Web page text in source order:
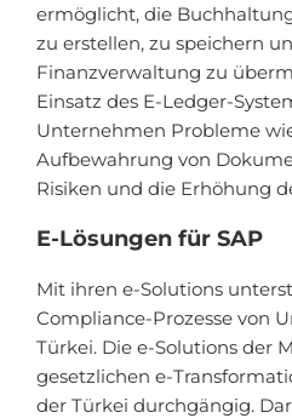
ermöglicht, die
zu erstellen, zu speichern
Finanzverwaltung zu
Einsatz des E-Ledger-
Unternehmen Probleme
Aufbewahrung von
Risiken und die Erhöhung
E-Lösungen für SAP
Mit ihren e-Solutions
Compliance-Prozesse von
Türkei. Die e-Solutions der
gesetzlichen e-
der Türkei durchgängig.